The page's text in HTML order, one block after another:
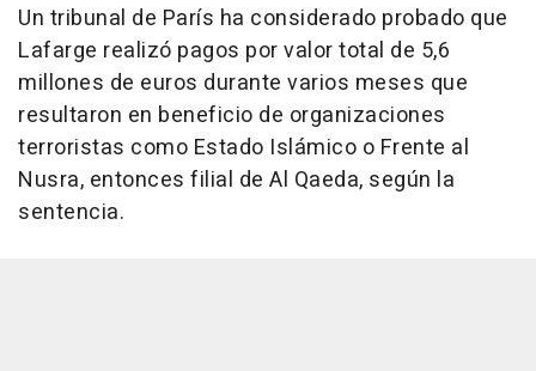
Un tribunal de París ha considerado probado que
Lafarge realizó pagos por valor total de 5,6
millones de euros durante varios meses que
resultaron en beneficio de organizaciones
terroristas como Estado Islámico o Frente al
Nusra, entonces filial de Al Qaeda, según la
sentencia.